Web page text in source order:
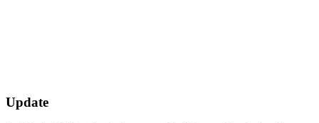
Update